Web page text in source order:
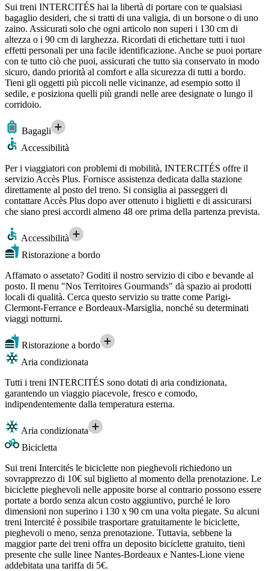
Sui treni INTERCITÉS hai la libertà di portare con te qualsiasi
bagaglio desideri, che si tratti di una valigia, di un borsone o di uno
zaino. Assicurati solo che ogni articolo non superi i 130 cm di
altezza o i 90 cm di larghezza. Ricordati di etichettare tutti i tuoi
effetti personali per una facile identificazione. Anche se puoi portare
con te tutto ciò che puoi, assicurati che tutto sia conservato in modo
sicuro, dando priorità al comfort e alla sicurezza di tutti a bordo.
Tieni gli oggetti più piccoli nelle vicinanze, ad esempio sotto il
sedile, e posiziona quelli più grandi nelle aree designate o lungo il
corridoio.
Bagagli
Accessibilità
Per i viaggiatori con problemi di mobilità, INTERCITÉS offre il
servizio Accès Plus. Fornisce assistenza dedicata dalla stazione
direttamente al posto del treno. Si consiglia ai passeggeri di
contattare Accès Plus dopo aver ottenuto i biglietti e di assicurarsi
che siano presi accordi almeno 48 ore prima della partenza prevista.
Accessibilità
Ristorazione a bordo
Affamato o assetato? Goditi il nostro servizio di cibo e bevande al
posto. Il menu "Nos Territoires Gourmands" dà spazio ai prodotti
locali di qualità. Cerca questo servizio su tratte come Parigi-
Clermont-Ferrance e Bordeaux-Marsiglia, nonché su determinati
viaggi notturni.
Ristorazione a bordo
Aria condizionata
Tutti i treni INTERCITÉS sono dotati di aria condizionata,
garantendo un viaggio piacevole, fresco e comodo,
indipendentemente dalla temperatura esterna.
Aria condizionata
Bicicletta
Sui treni Intercités le biciclette non pieghevoli richiedono un
sovrapprezzo di 10€ sul biglietto al momento della prenotazione. Le
biciclette pieghevoli nelle apposite borse al contrario possono essere
portate a bordo senza alcun costo aggiuntivo, purché le loro
dimensioni non superino i 130 x 90 cm una volta piegate. Su alcuni
treni Intercité è possibile trasportare gratuitamente le biciclette,
pieghevoli o meno, senza prenotazione. Tuttavia, sebbene la
maggior parte dei treni offra un deposito biciclette gratuito, tieni
presente che sulle linee Nantes-Bordeaux e Nantes-Lione viene
addebitata una tariffa di 5€.